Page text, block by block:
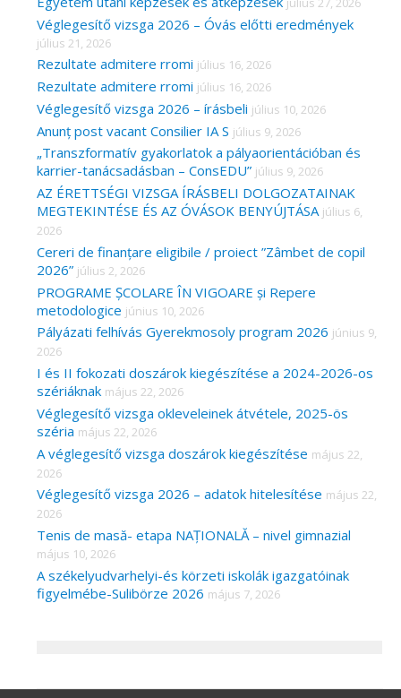
:Véglegesítő vizsga 2026 – Óvás előtti eredmények
július 21, 2026
Rezultate admitere rromi július 16, 2026
Rezultate admitere rromi július 16, 2026
Véglegesítő vizsga 2026 – írásbeli július 10, 2026
Anunț post vacant Consilier IA S július 9, 2026
„Transzformatív gyakorlatok a pályaorientációban és
karrier-tanácsadásban – ConsEDU” július 9, 2026
AZ ÉRETTSÉGI VIZSGA ÍRÁSBELI DOLGOZATAINAK
MEGTEKINTÉSE ÉS AZ ÓVÁSOK BENYÚJTÁSA július 6,
2026
Cereri de finanțare eligibile / proiect ”Zâmbet de copil
2026” július 2, 2026
PROGRAME ȘCOLARE ÎN VIGOARE și Repere
metodologice június 10, 2026
Pályázati felhívás Gyerekmosoly program 2026 június 9,
2026
I és II fokozati doszárok kiegészítése a 2024-2026-os
szériáknak május 22, 2026
Véglegesítő vizsga okleveleinek átvétele, 2025-ös
széria május 22, 2026
A véglegesítő vizsga doszárok kiegészítése május 22,
2026
Véglegesítő vizsga 2026 – adatok hitelesítése május 22,
2026
Tenis de masă- etapa NAȚIONALĂ – nivel gimnazial
május 10, 2026
A székelyudvarhelyi-és körzeti iskolák igazgatóinak
figyelmébe-Sulibörze 2026 május 7, 2026